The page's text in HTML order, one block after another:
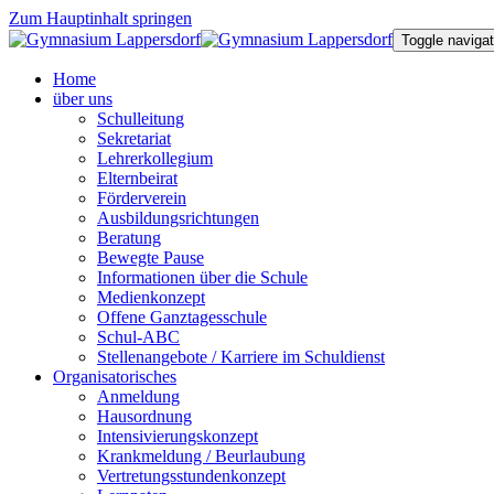
Zum Hauptinhalt springen
Toggle
Home
über uns
Schulleitung
Sekretariat
Lehrerkollegium
Elternbeirat
Förderverein
Ausbildungsrichtungen
Beratung
Bewegte Pause
Informationen über die Schule
Medienkonzept
Offene Ganztagesschule
Schul-ABC
Stellenangebote / Karriere im Schuldienst
Organisatorisches
Anmeldung
Hausordnung
Intensivierungskonzept
Krankmeldung / Beurlaubung
Vertretungsstundenkonzept